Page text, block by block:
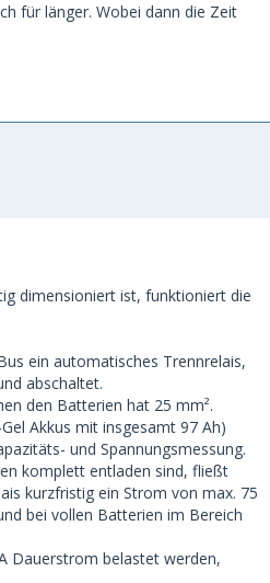
für länger. Wobei dann die Zeit
dimensioniert ist, funktioniert die
ein automatisches Trennrelais,
abschaltet.
den Batterien hat 25 mm².
Akkus mit insgesamt 97 Ah)
und Spannungsmessung.
komplett entladen sind, fließt
kurzfristig ein Strom von max. 75
bei vollen Batterien im Bereich
Dauerstrom belastet werden,